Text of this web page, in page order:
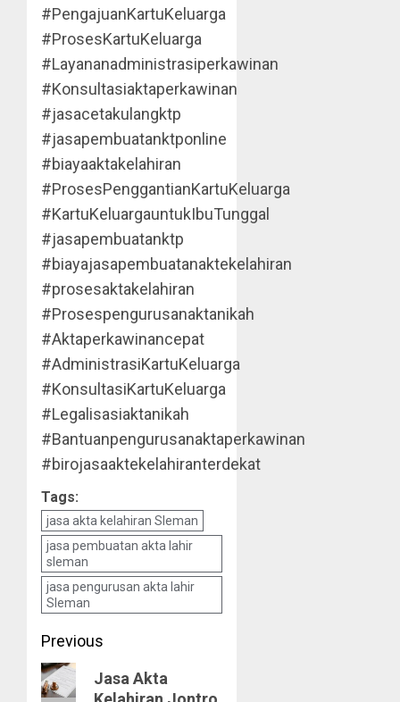
#PengajuanKartuKeluarga
#ProsesKartuKeluarga
#Layananadministrasiperkawinan
#Konsultasiaktaperkawinan
#jasacetakulangktp
#jasapembuatanktponline
#biayaaktakelahiran
#ProsesPenggantianKartuKeluarga
#KartuKeluargauntukIbuTunggal
#jasapembuatanktp
#biayajasapembuatanaktekelahiran
#prosesaktakelahiran
#Prosespengurusanaktanikah
#Aktaperkawinancepat
#AdministrasiKartuKeluarga
#KonsultasiKartuKeluarga
#Legalisasiaktanikah
#Bantuanpengurusanaktaperkawinan
#birojasaaktekelahiranterdekat
Tags:
jasa akta kelahiran Sleman
jasa pembuatan akta lahir
sleman
jasa pengurusan akta lahir
Sleman
Post
navigation
Previous
PreviousJasa Akta